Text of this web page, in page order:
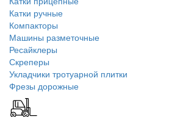
Катки ручные
Компакторы
Машины разметочные
Ресайклеры
Скреперы
Укладчики тротуарной плитки
Фрезы дорожные